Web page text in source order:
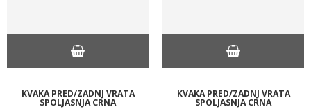
KVAKA PRED/ZADNJ VRATA
SPOLJASNJA CRNA
KVAKA PRED/ZADNJ VRATA
SPOLJASNJA CRNA